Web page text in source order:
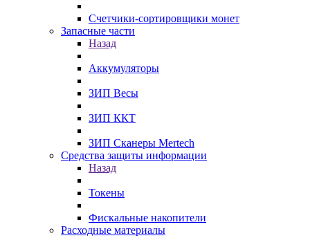
Счетчики-сортировщики монет
Запасные части
Назад
Аккумуляторы
ЗИП Весы
ЗИП ККТ
ЗИП Сканеры Mertech
Средства защиты информации
Назад
Токены
Фискальные накопители
Расходные материалы